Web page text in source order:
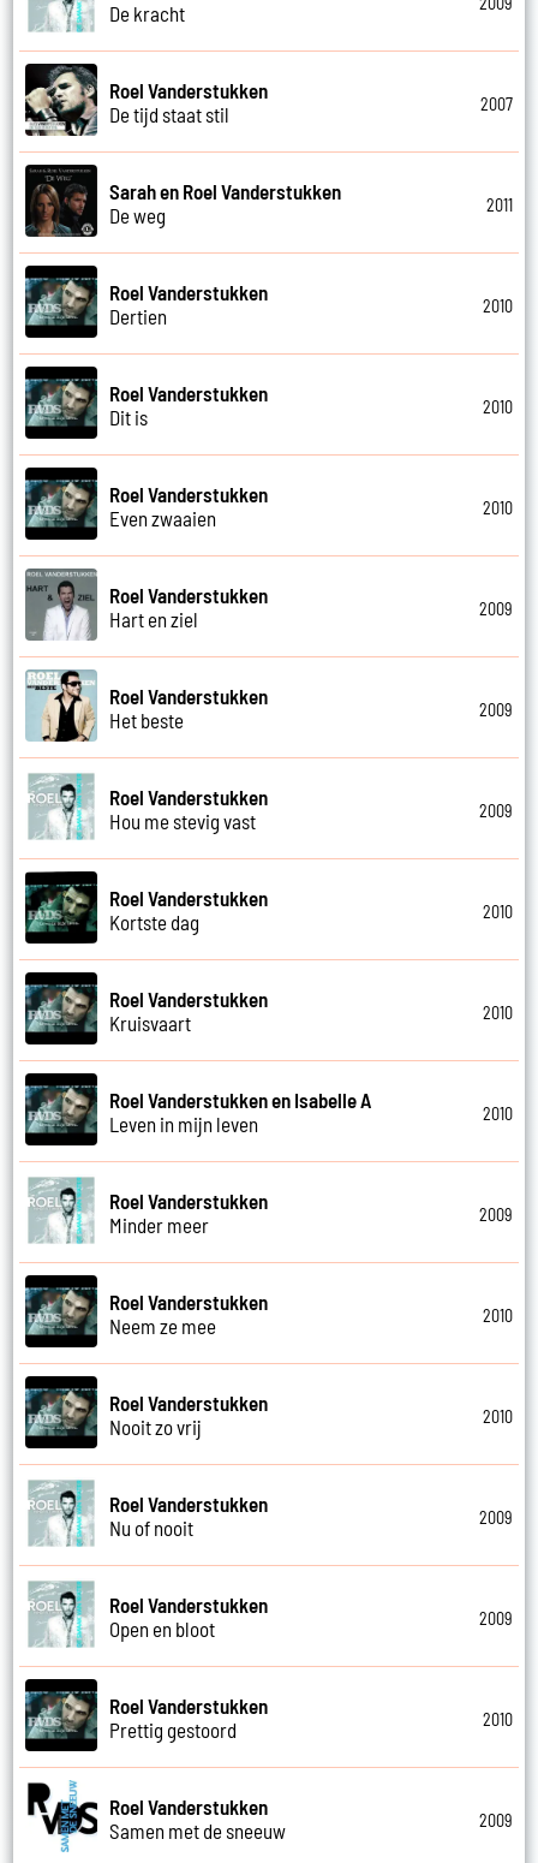
De kracht
Roel Vanderstukken
De tijd staat stil
2007
Sarah en Roel Vanderstukken
De weg
2011
Roel Vanderstukken
Dertien
2010
Roel Vanderstukken
Dit is
2010
Roel Vanderstukken
Even zwaaien
2010
Roel Vanderstukken
Hart en ziel
2009
Roel Vanderstukken
Het beste
2009
Roel Vanderstukken
Hou me stevig vast
2009
Roel Vanderstukken
Kortste dag
2010
Roel Vanderstukken
Kruisvaart
2010
Roel Vanderstukken en Isabelle A
Leven in mijn leven
2010
Roel Vanderstukken
Minder meer
2009
Roel Vanderstukken
Neem ze mee
2010
Roel Vanderstukken
Nooit zo vrij
2010
Roel Vanderstukken
Nu of nooit
2009
Roel Vanderstukken
Open en bloot
2009
Roel Vanderstukken
Prettig gestoord
2010
Roel Vanderstukken
Samen met de sneeuw
2009